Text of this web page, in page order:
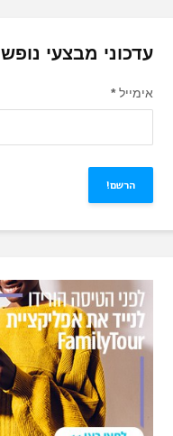
עדכוני מבצעי נופש
אימייל*